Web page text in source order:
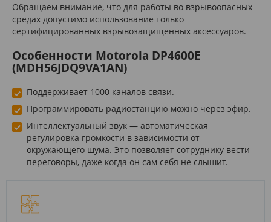
Обращаем внимание, что для работы во взрывоопасных
средах допустимо использование только
сертифицированных взрывозащищенных аксессуаров.
Особенности Motorola DP4600E
(MDH56JDQ9VA1AN)
Поддерживает 1000 каналов связи.
Программировать радиостанцию можно через эфир.
Интеллектуальный звук — автоматическая
регулировка громкости в зависимости от
окружающего шума. Это позволяет сотруднику вести
переговоры, даже когда он сам себя не слышит.